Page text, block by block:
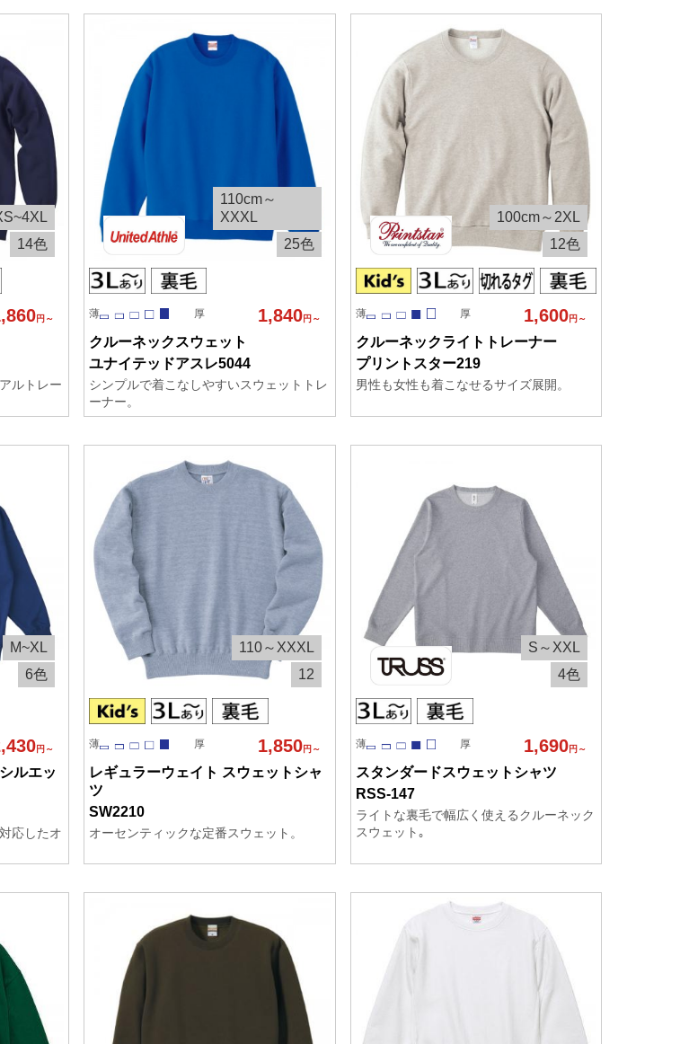
14色
円～
ルトレー
25色
110cm～
XXXL
薄 厚 1,840円～
クルーネックスウェット
ユナイテッドアスレ5044
シンプルで着こなしやすいスウェットトレ
ーナー。
12色
100cm～2XL
薄 厚 1,600円～
クルーネックライトトレーナー
プリントスター219
男性も女性も着こなせるサイズ展開。
6色
M~XL
円～
ルエッ
応したオ
12
110～XXXL
薄 厚 1,850円～
レギュラーウェイト スウェットシャ
ツ
SW2210
オーセンティックな定番スウェット。
4色
S～XXL
薄 厚 1,690円～
スタンダードスウェットシャツ
RSS-147
ライトな裏毛で幅広く使えるクルーネック
スウェット｡